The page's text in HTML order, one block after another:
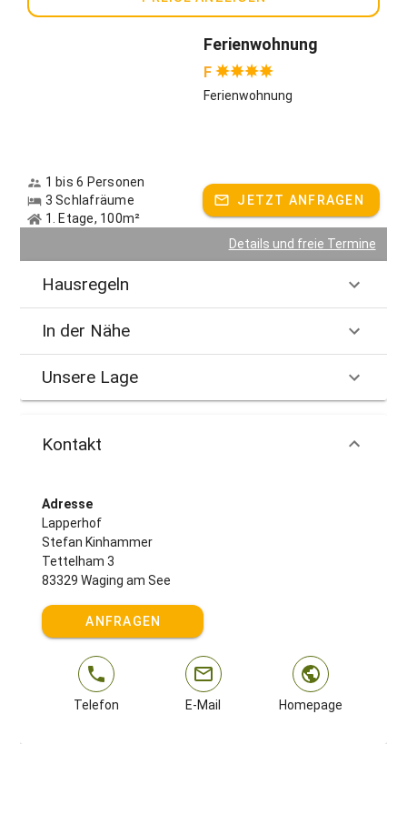
Ferienwohnung
F
Ferienwohnung
1 bis 6 Personen
3 Schlafräume
1. Etage, 100m²
JETZT ANFRAGEN
Details und freie Termine
Hausregeln
In der Nähe
Unsere Lage
Kontakt
Adresse
Lapperhof
Stefan Kinhammer
Tettelham 3
83329 Waging am See
ANFRAGEN
Telefon E-Mail Homepage